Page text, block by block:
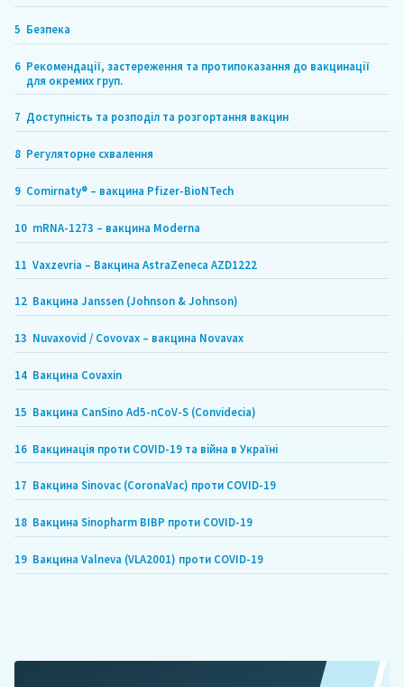
5 Безпека
6 Рекомендації, застереження та протипоказання до вакцинації
для окремих груп.
7 Доступність та розподіл та розгортання вакцин
8 Регуляторне схвалення
9 Comirnaty® – вакцина Pfizer-BioNTech
10 mRNA-1273 – вакцина Moderna
11 Vaxzevria – Вакцина AstraZeneca AZD1222
12 Вакцина Janssen (Johnson & Johnson)
13 Nuvaxovid / Covovax – вакцина Novavax
14 Вакцина Covaxin
15 Вакцина CanSino Ad5-nCoV-S (Convidecia)
16 Вакцинація проти COVID-19 та війна в Україні
17 Вакцина Sinovac (CoronaVac) проти COVID-19
18 Вакцина Sinopharm BIBP проти COVID-19
19 Вакцина Valneva (VLA2001) проти COVID-19